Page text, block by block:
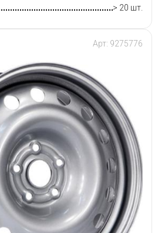
> 20 шт.
Арт: 9275776